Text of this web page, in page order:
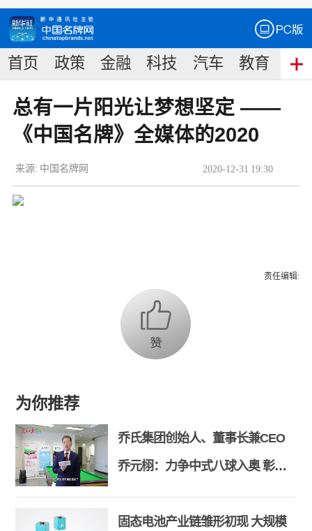
首页 政策 金融 科技 汽车 教育 食
总有一片阳光让梦想坚定 ——
《中国名牌》全媒体的2020
2020-12-31 19:30
来源: 中国名牌网
责任编辑:
为你推荐
乔氏集团创始人、董事长兼CEO
乔元栩：力争中式八球入奥 彰显
和合共生精神
固态电池产业链雏形初现 大规模